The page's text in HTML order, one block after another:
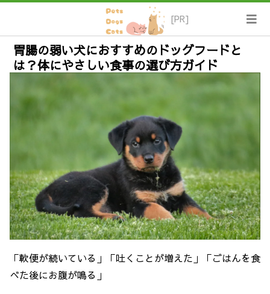
胃腸の弱い犬におすすめのドッグフードと
は？体にやさしい食事の選び方ガイド
「軟便が続いている」「吐くことが増えた」「ごはんを食
べた後にお腹が鳴る」
[PR]